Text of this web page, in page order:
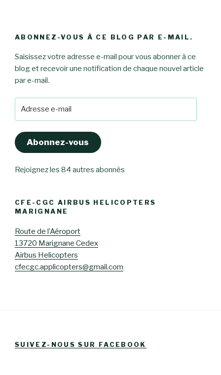
ABONNEZ-VOUS À CE BLOG PAR E-MAIL.
Saisissez votre adresse e-mail pour vous abonner à ce
blog et recevoir une notification de chaque nouvel article
par e-mail.
Abonnez-vous
Rejoignez les 84 autres abonnés
CFE-CGC AIRBUS HELICOPTERS
MARIGNANE
Route de l’Aéroport
13720 Marignane Cedex
Airbus Helicopters
cfecgc.applicopters@gmail.com
SUIVEZ-NOUS SUR FACEBOOK